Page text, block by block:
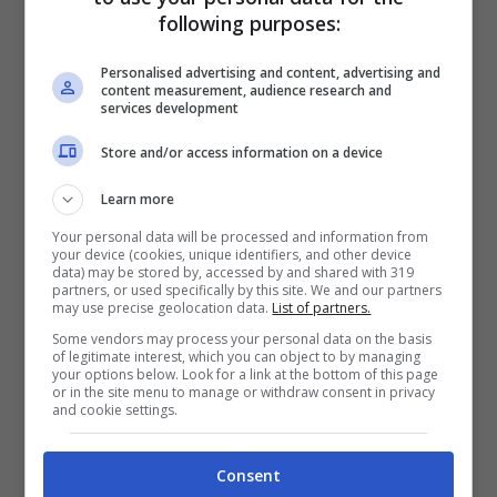
Roberto e Marina a Un posto al sole (Screenshot video
Raiplay) – ascoli.cityrumors.it
I due negli anni hanno avuto una storia
d’amore piuttosto tormentata, più volte
hanno messo fine alla loro relazione per
poi riconciliarsi, però non hanno mai avuto
figli e questo in passato ha turbato la
Giordano. Nellenuove puntate in onda da
following purposes:
Personalised advertising and content, advertising and
content measurement, audience research and
services development
Store and/or access information on a device
Learn more
Your personal data will be processed and information from
your device (cookies, unique identifiers, and other device
data) may be stored by, accessed by and shared with 319
partners, or used specifically by this site. We and our partners
may use precise geolocation data. List of partners.
Some vendors may process your personal data on the basis
of legitimate interest, which you can object to by managing
your options below. Look for a link at the bottom of this page
or in the site menu to manage or withdraw consent in privacy
and cookie settings.
Consent